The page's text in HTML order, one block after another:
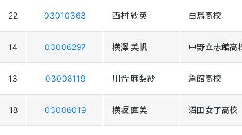
22 03010363 西村 紗英 白馬高校
14 03006297 横澤 美帆 中野立志館高
13 03008119 川合 麻梨紗 角館高校
18 03006019 横坂 直美 沼田女子高校